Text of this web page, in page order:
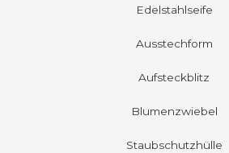
Edelstahlseife
Ausstechform
Aufsteckblitz
Blumenzwiebel
Staubschutzhülle